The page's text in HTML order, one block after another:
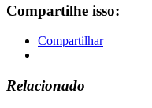
Compartilhe isso:
Compartilhar
Relacionado